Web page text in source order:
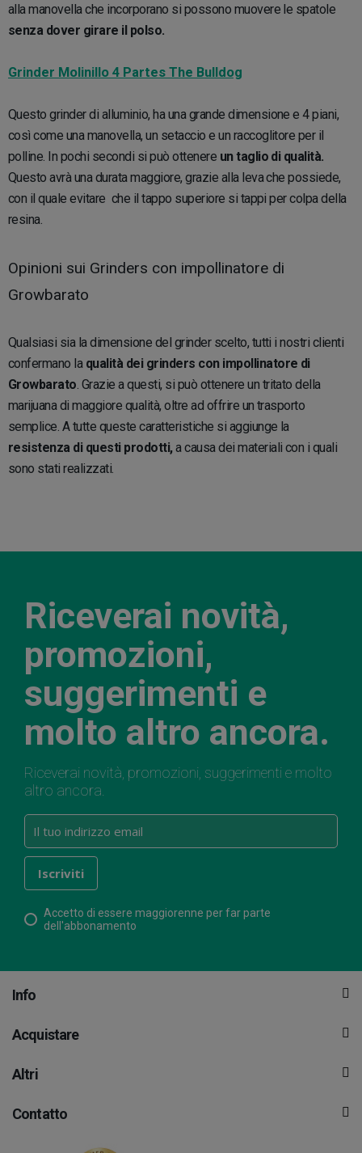
alla manovella che incorporano si possono muovere le spatole
senza dover girare il polso.
Grinder Molinillo 4 Partes The Bulldog
Questo grinder di alluminio, ha una grande dimensione e 4 piani,
così come una manovella, un setaccio e un raccoglitore per il
polline. In pochi secondi si può ottenere un taglio di qualità.
Questo avrà una durata maggiore, grazie alla leva che possiede,
con il quale evitare che il tappo superiore si tappi per colpa della
resina.
Opinioni sui Grinders con impollinatore di
Growbarato
Qualsiasi sia la dimensione del grinder scelto, tutti i nostri clienti
confermano la qualità dei grinders con impollinatore di
Growbarato . Grazie a questi, si può ottenere un tritato della
marijuana di maggiore qualità, oltre ad offrire un trasporto
semplice. A tutte queste caratteristiche si aggiunge la
resistenza di questi prodotti,a causa dei materiali con i quali
sono stati realizzati.
Riceverai novità,
promozioni,
suggerimenti e
molto altro ancora.
Riceverai novità, promozioni, suggerimenti e molto
altro ancora.
Accetto di essere maggiorenne per far parte
dell'abbonamento
Info
Acquistare
Altri
Contatto